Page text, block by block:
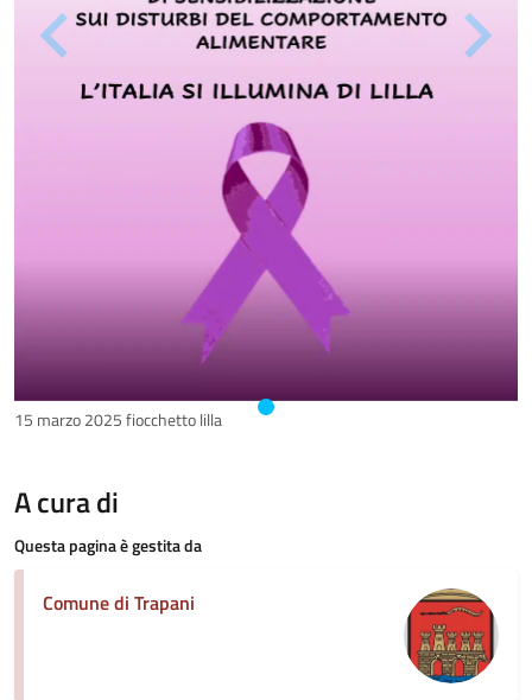
15 marzo 2025 fiocchetto lilla
A cura di
Questa pagina è gestita da
Comune di Trapani